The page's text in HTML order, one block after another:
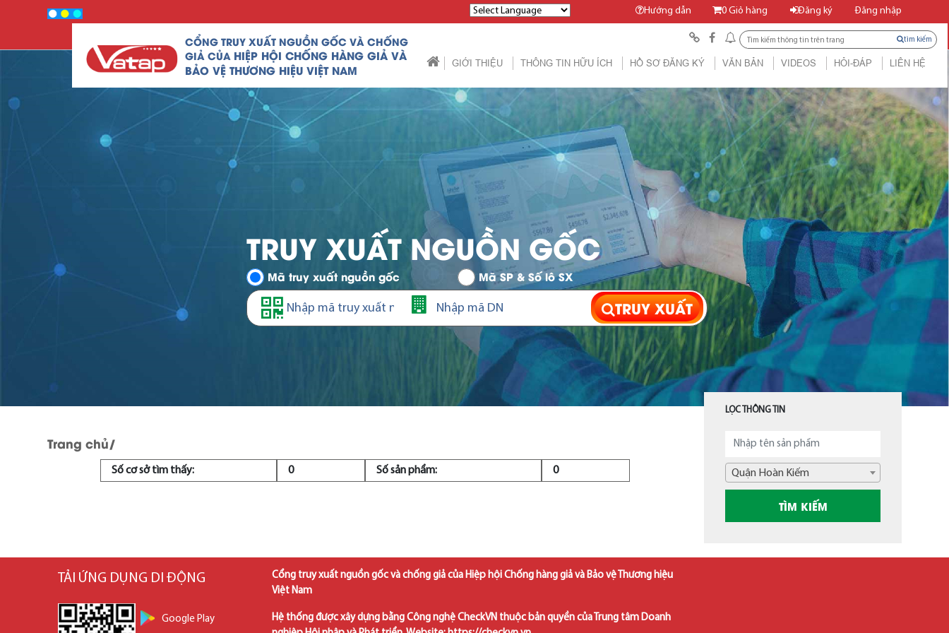
Powered by
Hướng dẫn 0Giỏ hàng Đăng ký Đăng nhập
CỔNG TRUY XUẤT NGUỒN GỐC VÀ CHỐNG
GIẢ CỦA HIỆP HỘI CHỐNG HÀNG GIẢ VÀ
BẢO VỆ THƯƠNG HIỆU VIỆT NAM
tìm kiếm
GIỚI THIỆU THÔNG TIN HỮU ÍCH HỒ SƠ ĐĂNG KÝ VĂN BẢN VIDEOS HỎI-ĐÁP LIÊN HỆ
TRUY XUẤT NGUỒN GỐC
Mã truy xuất nguồn gốc Mã SP & Số lô SX
TRUY XUẤT
Trang chủ/
Số cơ sở tìm thấy: 0 Số sản phẩm: 0
LỌC THÔNG TIN
Quận Hoàn Kiếm
TẢI ỨNG DỤNG DI ĐỘNG
Google Play
Cổng truy xuất nguồn gốc và chống giả của Hiệp hội Chống hàng giả và Bảo vệ Thương hiệu
Việt Nam
Hệ thống được xây dựng bằng Công nghệ CheckVN thuộc bản quyền của Trung tâm Doanh